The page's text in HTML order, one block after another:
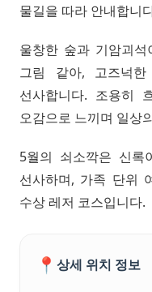
물길을 따라 안내합니
울창한 숲과 기암괴
그림 같아, 고즈넉
선사합니다. 조용히
오감으로 느끼며 일상
5월의 쇠소깍은 신
선사하며, 가족 단위
수상 레저 코스입니다.
📍 상세 위치 정보